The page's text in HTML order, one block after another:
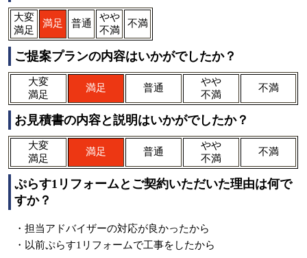
大変
満足
満足 普通
やや
不満
不満
ご提案プランの内容はいかがでしたか？
大変
満足
満足 普通
やや
不満
不満
お見積書の内容と説明はいかがでしたか？
大変
満足
満足 普通
やや
不満
不満
ぷらす1リフォームとご契約いただいた理由は何で
すか？
・担当アドバイザーの対応が良かったから
・以前ぷらす1リフォームで工事をしたから